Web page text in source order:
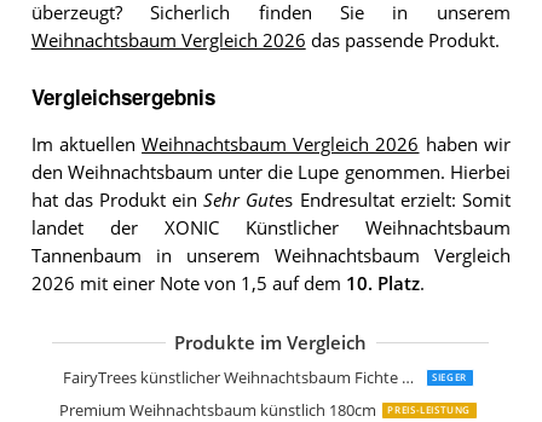
überzeugt? Sicherlich finden Sie in unserem
Weihnachtsbaum Vergleich 2026 das passende Produkt.
Vergleichsergebnis
Im aktuellenWeihnachtsbaum Vergleich 2026 haben wir
den Weihnachtsbaum unter die Lupe genommen. Hierbei
hat das Produkt einSehr Gutes Endresultat erzielt: Somit
landet der XONIC Künstlicher Weihnachtsbaum
Tannenbaum in unserem Weihnachtsbaum Vergleich
2026 mit einer Note von 1,5 auf dem 10. Platz.
Produkte im Vergleich
FairyTrees künstlicher Weihnachtsbaum Fichte Natur SIEGER
Premium Weihnachtsbaum künstlich 180cm PREIS-LEISTUNG
Xenotec Voll PE Weihnachtsbaum
Gartenpirat Künstlicher Weihnachten
Gartenpirat Künstlicher Weihnachten
RS Trade künstlicher
RS Trade künstlicher
FairyTrees künstlicher
KESSER Weihnachtsbaum künstlich
SALCAR Weihnachtsbaum künstlich
Best Season LED-Weihnachtsbaum